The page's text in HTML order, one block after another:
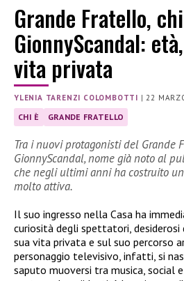
Grande Fratello,
GionnyScandal:
vita privata
YLENIA TARENZI COLOMBOTTI | 22
CHI È GRANDE FRATELLO
Tra i nuovi protagonisti del Grande
GionnyScandal, nome già noto al
che negli ultimi anni ha costruito
molto attiva.
Il suo ingresso nella Casa ha
curiosità degli spettatori, desiderosi
sua vita privata e sul suo percorso
personaggio televisivo, infatti, si
saputo muoversi tra musica, social